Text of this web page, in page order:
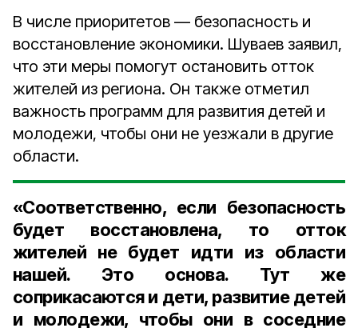
В числе приоритетов — безопасность и
восстановление экономики. Шуваев заявил,
что эти меры помогут остановить отток
жителей из региона. Он также отметил
важность программ для развития детей и
молодежи, чтобы они не уезжали в другие
области.
«Соответственно, если безопасность
будет восстановлена, то отток
жителей не будет идти из области
нашей. Это основа. Тут же
соприкасаются и дети, развитие детей
и молодежи, чтобы они в соседние